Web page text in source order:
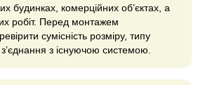
будинках, комерційних об’єктах, а
робіт. Перед монтажем
сумісність розміру, типу
з існуючою системою.